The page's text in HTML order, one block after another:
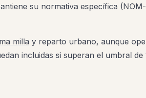
su normativa específica
milla y reparto urbano, aunque
incluidas si superan el umbral